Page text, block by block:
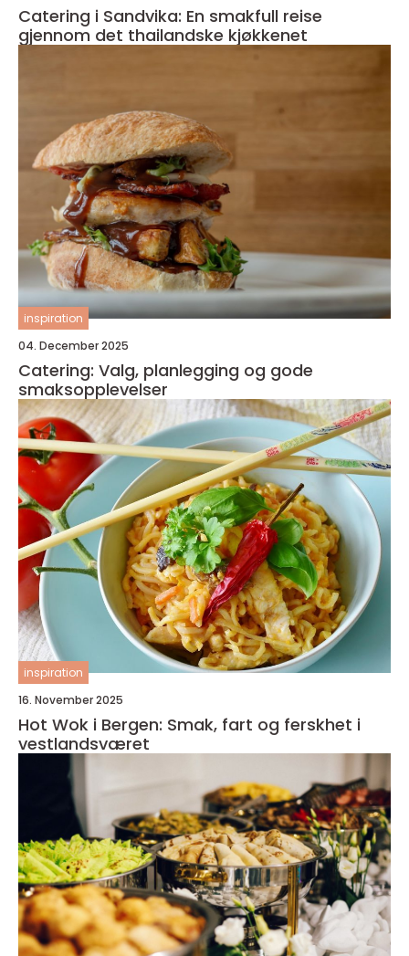
Catering i Sandvika: En smakfull reise
gjennom det thailandske kjøkkenet
inspiration
04. December 2025
Catering: Valg, planlegging og gode
smaksopplevelser
inspiration
16. November 2025
Hot Wok i Bergen: Smak, fart og ferskhet i
vestlandsværet